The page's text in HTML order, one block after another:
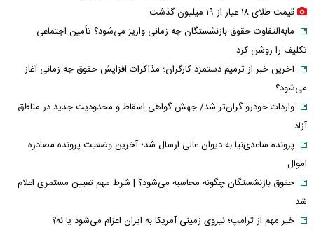
قیمت طلای ۱۸ عیار از ۱۹ میلیون گذشت
مابه‌التفاوت حقوق بازنشستگان چه زمانی واریز می‌شود؟ تأمین اجتماعی
تکلیف را روشن کرد
آخرین خبر از ترمیم دستمزد کارگران؛ مذاکرات افزایش حقوق چه زمانی آغاز
می‌شود؟
واردات خودرو گران‌تر شد/ جهش گواهی اسقاط و محدودیت جدید در مناطق
آزاد
پرونده ساعدی‌نیا به دیوان عالی ارسال شد؛ آخرین وضعیت پرونده مصادره
اموال
حقوق بازنشستگان چگونه محاسبه می‌شود؟ | شرط مهم تعیین مستمری اعلام
شد
خبر مهم از ترامپ؛ نیروی زمینی آمریکا به ایران اعزام می‌شود یا نه؟